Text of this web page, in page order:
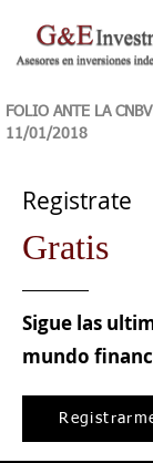
FOLIO ANTE LA
11/01/2018
Registrate
Gratis
Sigue las
mundo